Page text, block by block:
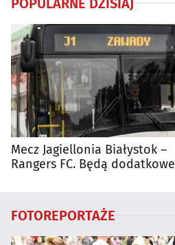
POPULARNE DZISIAJ
Mecz Jagiellonia Białystok –
Rangers FC. Będą dodatkowe
FOTOREPORTAŻE